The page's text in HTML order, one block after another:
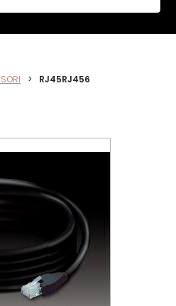
> RJ45RJ456